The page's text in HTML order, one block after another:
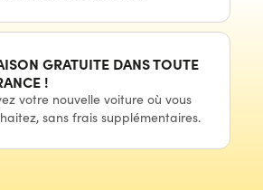
GRATUITE DANS TOUTE
!
votre nouvelle voiture où vous
sans frais supplémentaires.